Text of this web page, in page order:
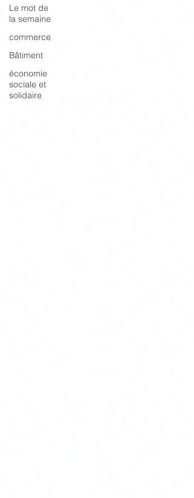
Le mot de
la semaine
commerce
Bâtiment
économie
sociale et
solidaire